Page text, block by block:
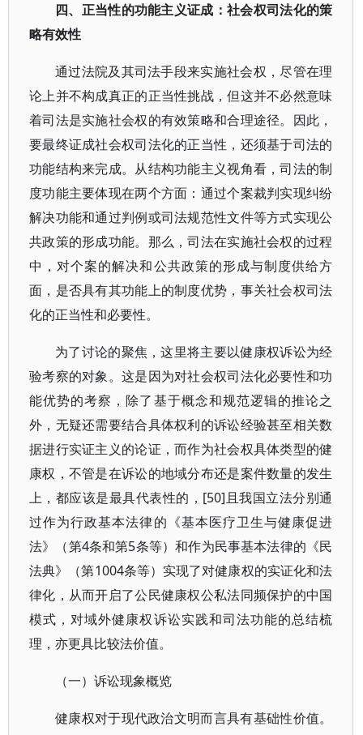
四、正当性的功能主义证成：社会权司法化的策
略有效性
通过法院及其司法手段来实施社会权，尽管在理
论上并不构成真正的正当性挑战，但这并不必然意味
着司法是实施社会权的有效策略和合理途径。因此，
要最终证成社会权司法化的正当性，还须基于司法的
功能结构来完成。从结构功能主义视角看，司法的制
度功能主要体现在两个方面：通过个案裁判实现纠纷
解决功能和通过判例或司法规范性文件等方式实现公
共政策的形成功能。那么，司法在实施社会权的过程
中，对个案的解决和公共政策的形成与制度供给方
面，是否具有其功能上的制度优势，事关社会权司法
化的正当性和必要性。
为了讨论的聚焦，这里将主要以健康权诉讼为经
验考察的对象。这是因为对社会权司法化必要性和功
能优势的考察，除了基于概念和规范逻辑的推论之
外，无疑还需要结合具体权利的诉讼经验甚至相关数
据进行实证主义的论证，而作为社会权具体类型的健
康权，不管是在诉讼的地域分布还是案件数量的发生
上，都应该是最具代表性的，[50]且我国立法分别通
过作为行政基本法律的《基本医疗卫生与健康促进
法》（第4条和第5条等）和作为民事基本法律的《民
法典》（第1004条等）实现了对健康权的实证化和法
律化，从而开启了公民健康权公私法同频保护的中国
模式，对域外健康权诉讼实践和司法功能的总结梳
理，亦更具比较法价值。
（一）诉讼现象概览
健康权对于现代政治文明而言具有基础性价值。